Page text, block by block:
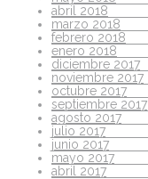
abril 2018
marzo 2018
febrero 2018
enero 2018
diciembre 2017
noviembre 2017
octubre 2017
septiembre 2017
agosto 2017
julio 2017
junio 2017
mayo 2017
abril 2017